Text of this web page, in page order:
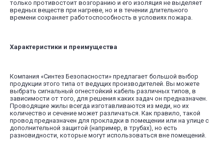
только противостоит возгоранию и его изоляция не выделяет
вредных веществ при нагреве, но и в течении длительного
времени сохраняет работоспособность в условиях пожара.
Характеристики и преимущества
Компания «Синтез Безопасности» предлагает большой выбор
продукции этого типа от ведущих производителей. Вы можете
выбрать сигнальный огнестойкий кабель различных типов, в
зависимости от того, для решения каких задач он предназначен.
Проводящие жилы всегда изготавливаются из меди, но их
количество и сечение может различаться. Как правило, такой
провод предназначен для прокладки в помещении или на улице с
дополнительной защитой (например, в трубах), но есть
разновидности, которые могут использоваться вне помещений.